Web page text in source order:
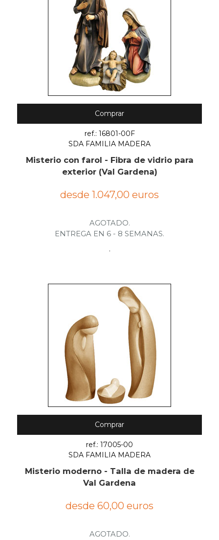
Comprar
ref.: 16801-00F
SDA FAMILIA MADERA
Misterio con farol - Fibra de vidrio para
exterior (Val Gardena)
desde 1.047,00 euros
AGOTADO.
ENTREGA EN 6 - 8 SEMANAS.
.
Comprar
ref.: 17005-00
SDA FAMILIA MADERA
Misterio moderno - Talla de madera de
Val Gardena
desde 60,00 euros
AGOTADO.